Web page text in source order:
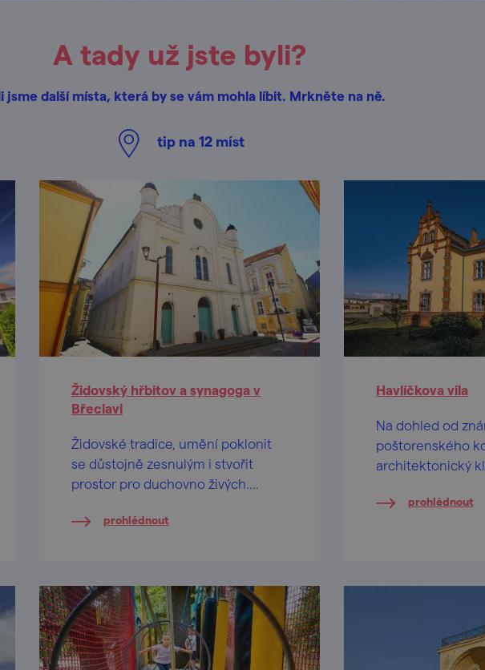
A tady už jste byli?
jsme další místa, která by se vám mohla líbit. Mrkněte na ně.
tip na 12 míst
Židovský hřbitov a synagoga v
Břeclavi
Židovské tradice, umění poklonit
se důstojně zesnulým i stvořit
prostor pro duchovno živých.
památky v Břeclavi.
prohlédnout
Havlíčkova vila
Na dohled od
poštorenského
architektonický
voní kávou.
prohlédnout